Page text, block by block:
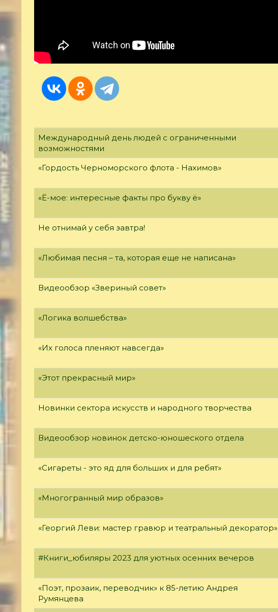
Международный день людей с ограниченными
возможностями
«Гордость Черноморского флота - Нахимов»
«Ё-мое: интересные факты про букву ё»
Не отнимай у себя завтра!
«Любимая песня – та, которая еще не написана»
Видеообзор «Звериный совет»
«Логика волшебства»
«Их голоса пленяют навсегда»
«Этот прекрасный мир»
Новинки сектора искусств и народного творчества
Видеообзор новинок детско-юношеского отдела
«Сигареты - это яд для больших и для ребят»
«Многогранный мир образов»
«Георгий Леви: мастер гравюр и театральный декоратор»
#Книги_юбиляры 2023 для уютных осенних вечеров
«Поэт, прозаик, переводчик» к 85-летию Андрея
Румянцева